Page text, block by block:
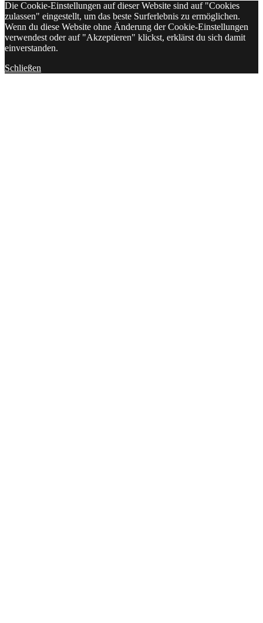
Die Cookie-Einstellungen auf dieser Website sind auf "Cookies
zulassen" eingestellt, um das beste Surferlebnis zu ermöglichen.
Wenn du diese Website ohne Änderung der Cookie-Einstellungen
verwendest oder auf "Akzeptieren" klickst, erklärst du sich damit
einverstanden.
Schließen